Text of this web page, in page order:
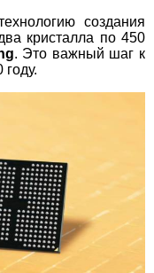
создания
кристалла по 450
. Это важный шаг к